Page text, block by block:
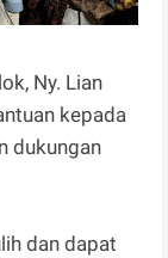
Ny. Lian
kepada
dukungan
dan dapat